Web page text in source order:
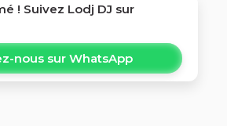
! Suivez Lodj DJ sur
nous sur WhatsApp